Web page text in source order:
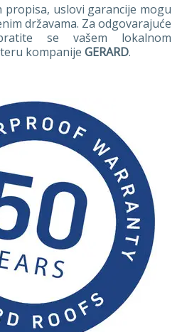
propisa, uslovi garancije mogu
državama. Za odgovarajuće
se vašem lokalnom
kompanije GERARD.